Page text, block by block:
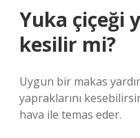
Yuka çiçeği
kesilir mi?
Uygun bir makas
yapraklarını
hava ile temas eder.